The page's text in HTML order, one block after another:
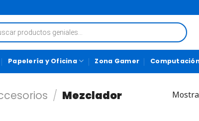
Papelería y Oficina Zona Gamer
/ Mezclador